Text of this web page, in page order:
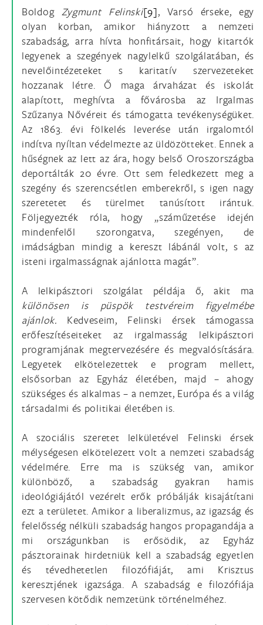
Boldog Zygmunt Felinski[9], Varsó érseke, egy
olyan korban, amikor hiányzott a nemzeti
szabadság, arra hívta honfitársait, hogy kitartók
legyenek a szegények nagylelkű szolgálatában, és
nevelőintézeteket s karitatív szervezeteket
hozzanak létre. Ő maga árvaházat és iskolát
alapított, meghívta a fővárosba az Irgalmas
Szűzanya Nővéreit és támogatta tevékenységüket.
Az 1863. évi fölkelés leverése után irgalomtól
indítva nyíltan védelmezte az üldözötteket. Ennek a
hűségnek az lett az ára, hogy belső Oroszországba
deportálták 20 évre. Ott sem feledkezett meg a
szegény és szerencsétlen emberekről, s igen nagy
szeretetet és türelmet tanúsított irántuk.
Följegyezték róla, hogy „száműzetése idején
mindenfelől szorongatva, szegényen, de
imádságban mindig a kereszt lábánál volt, s az
isteni irgalmasságnak ajánlotta magát”.
A lelkipásztori szolgálat példája ő, akit ma
különösen is püspök testvéreim figyelmébe
ajánlok. Kedveseim, Felinski érsek támogassa
erőfeszítéseiteket az irgalmasság lelkipásztori
programjának megtervezésére és megvalósítására.
Legyetek elkötelezettek e program mellett,
elsősorban az Egyház életében, majd – ahogy
szükséges és alkalmas – a nemzet, Európa és a világ
társadalmi és politikai életében is.
A szociális szeretet lelkületével Felinski érsek
mélységesen elkötelezett volt a nemzeti szabadság
védelmére. Erre ma is szükség van, amikor
különböző, a szabadság gyakran hamis
ideológiájától vezérelt erők próbálják kisajátítani
ezt a területet. Amikor a liberalizmus, az igazság és
felelősség nélküli szabadság hangos propagandája a
mi országunkban is erősödik, az Egyház
pásztorainak hirdetniük kell a szabadság egyetlen
és tévedhetetlen filozófiáját, ami Krisztus
keresztjének igazsága. A szabadság e filozófiája
szervesen kötődik nemzetünk történelméhez.